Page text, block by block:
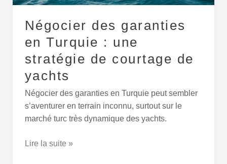
Négocier des garanties
en Turquie : une
stratégie de courtage de
yachts
Négocier des garanties en Turquie peut sembler
s’aventurer en terrain inconnu, surtout sur le
marché turc très dynamique des yachts.
yachts
Lire la suite »